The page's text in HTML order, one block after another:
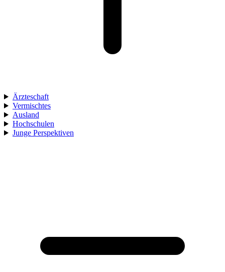
Ärzteschaft
Vermischtes
Ausland
Hochschulen
Junge Perspektiven